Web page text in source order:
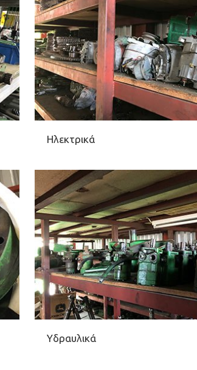
Ηλεκτρικά
Υδραυλικά